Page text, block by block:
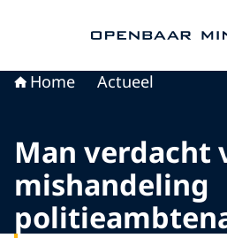
Home Actueel
Man verdacht
mishandeling